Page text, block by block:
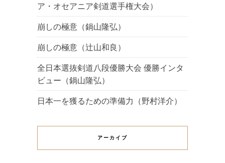
ア・オセアニア剣道選手権大会）
崩しの極意（鍋山隆弘）
崩しの極意（辻山和良）
全日本選抜剣道八段優勝大会 優勝インタ
ビュー（鍋山隆弘）
日本一を獲るための準備力（野村洋介）
アーカイブ